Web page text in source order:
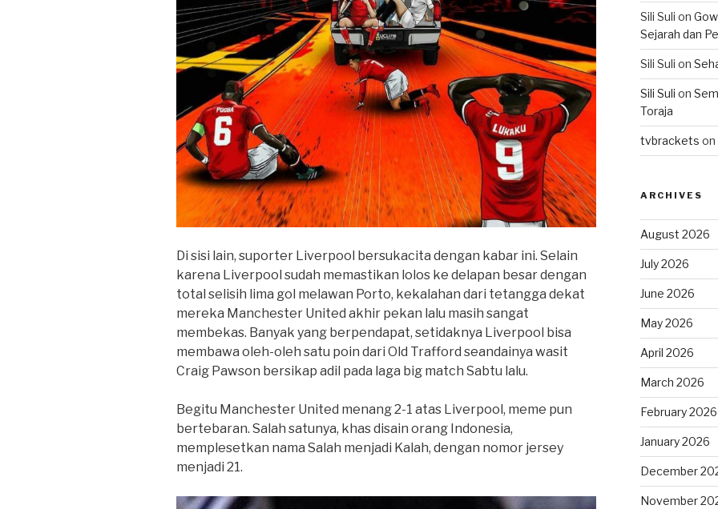
Di sisi lain, suporter Liverpool bersukacita dengan kabar ini. Selain
karena Liverpool sudah memastikan lolos ke delapan besar dengan
total selisih lima gol melawan Porto, kekalahan dari tetangga dekat
mereka Manchester United akhir pekan lalu masih sangat
membekas. Banyak yang berpendapat, setidaknya Liverpool bisa
membawa oleh-oleh satu poin dari Old Trafford seandainya wasit
Craig Pawson bersikap adil pada laga big match Sabtu lalu.
Begitu Manchester United menang 2-1 atas Liverpool, meme pun
bertebaran. Salah satunya, khas disain orang Indonesia,
memplesetkan nama Salah menjadi Kalah, dengan nomor jersey
menjadi 21.
Sili Suli on
Sejarah dan
Sili Suli on
Sili Suli on
Toraja
tvbrackets on
ARCHIVES
August 2026
July 2026
June 2026
May 2026
April 2026
March 2026
February 2026
January 2026
December
November